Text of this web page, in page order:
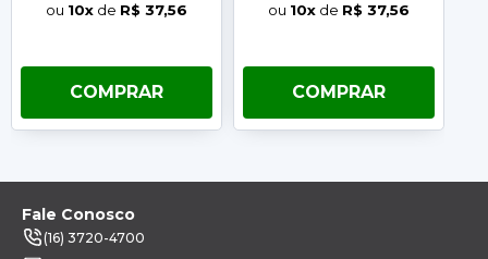
ou 10x de R$ 37,56
COMPRAR
ou 10x de R$ 37,56
COMPRAR
Fale Conosco
(16) 3720-4700